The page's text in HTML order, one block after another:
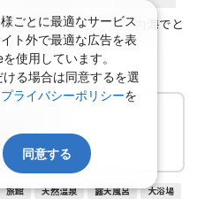
。懐石料理には、瀬戸内海でと
ーで15分
分
40分
旅館 天然温泉 露天風呂 大浴場
ごとに最適なサービス
ト外で最適な広告を表
使用しています。
る場合は同意するを選
プライバシーポリシーを
同意する